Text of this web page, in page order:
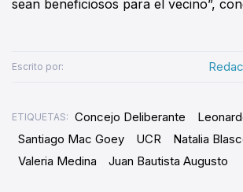
sean beneficiosos para el vecino”,
Escrito por:
ETIQUETAS: Concejo Deliberante
Santiago Mac Goey
UCR Natalia
Valeria Medina
Juan Bautista Augusto